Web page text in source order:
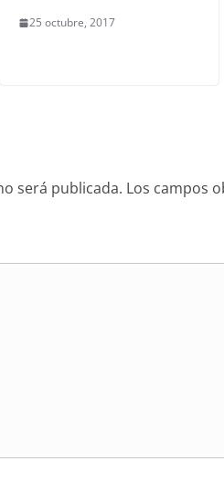
25 octubre, 2017
será publicada. Los campos